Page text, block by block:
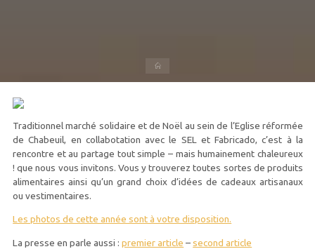
Traditionnel marché solidaire et de Noël au sein de l’Eglise réformée
de Chabeuil, en collabotation avec le SEL et Fabricado, c’est à la
rencontre et au partage tout simple – mais humainement chaleureux
! que nous vous invitons. Vous y trouverez toutes sortes de produits
alimentaires ainsi qu’un grand choix d’idées de cadeaux artisanaux
ou vestimentaires.
Les photos de cette année sont à votre disposition.
La presse en parle aussi : premier article –second article